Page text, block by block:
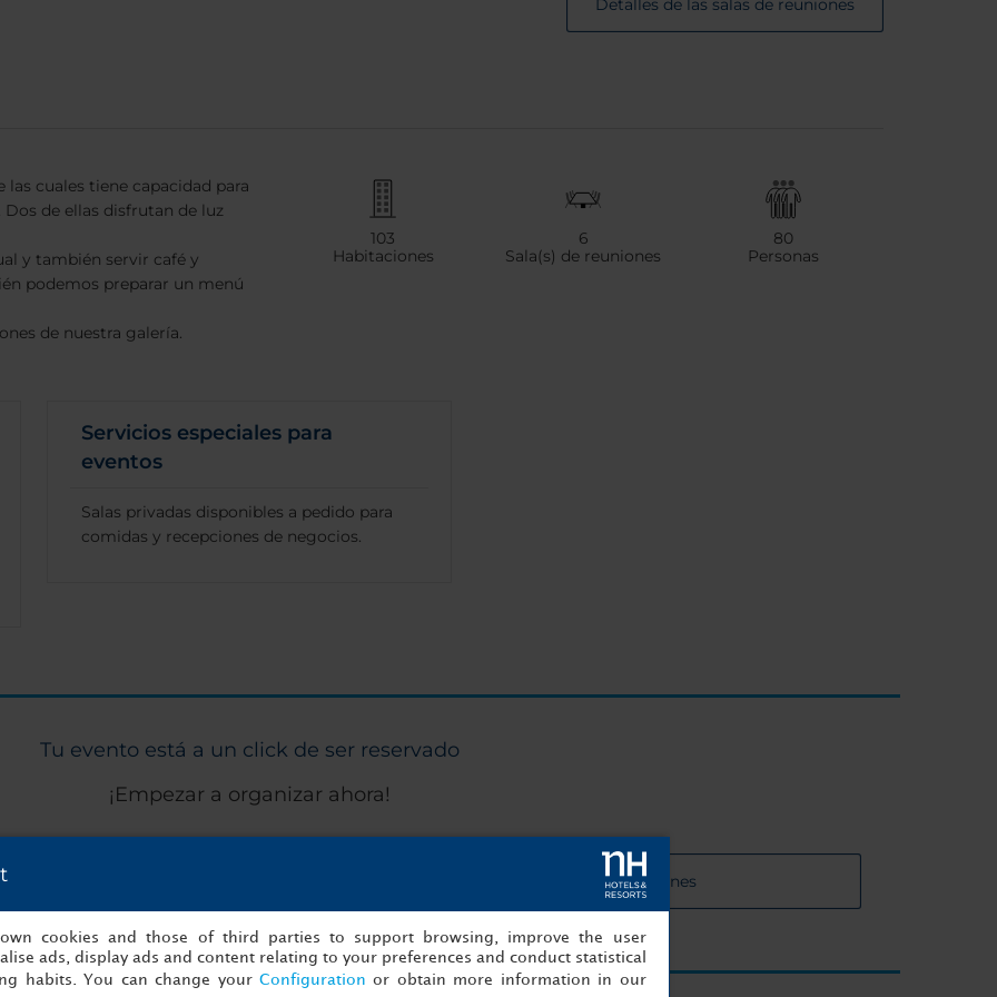
Detalles de las salas de reuniones
las cuales tiene capacidad para
de ellas disfrutan de luz
y también servir café y
podemos preparar un menú
de nuestra galería.
103
Habitaciones
6
Sala(s) de reuniones
80
Personas
Servicios especiales para
eventos
Salas privadas disponibles a pedido para
comidas y recepciones de negocios.
Tu evento está a un click de ser reservado
¡Empezar a organizar ahora!
Detalles de las salas de reuniones
cookies and those of third parties to support browsing, improve the user
ads, display ads and content relating to your preferences and conduct statistical
habits. You can change your Configuration or obtain more information in our